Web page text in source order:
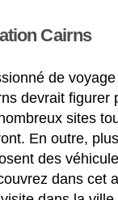
Cairns
de
devrait figurer
sites
En outre,
des
dans cet